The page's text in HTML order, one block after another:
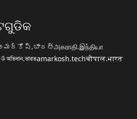
அகராதி.இந்தியா
অভিধান.ভারতamarkosh.techचौपाल.भारत